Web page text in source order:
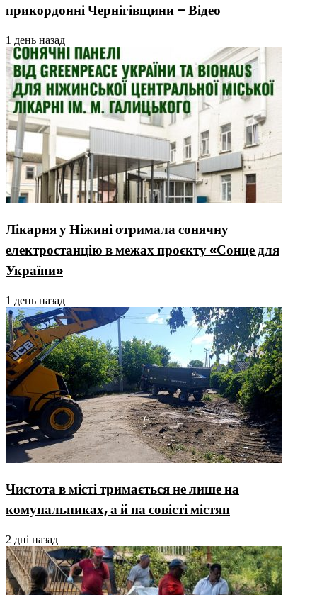
прикордонні Чернігівщини – Відео
1 день назад
Лікарня у Ніжині отримала сонячну
електростанцію в межах проєкту «Сонце для
України»
1 день назад
Чистота в місті тримається не лише на
комунальниках, а й на совісті містян
2 дні назад